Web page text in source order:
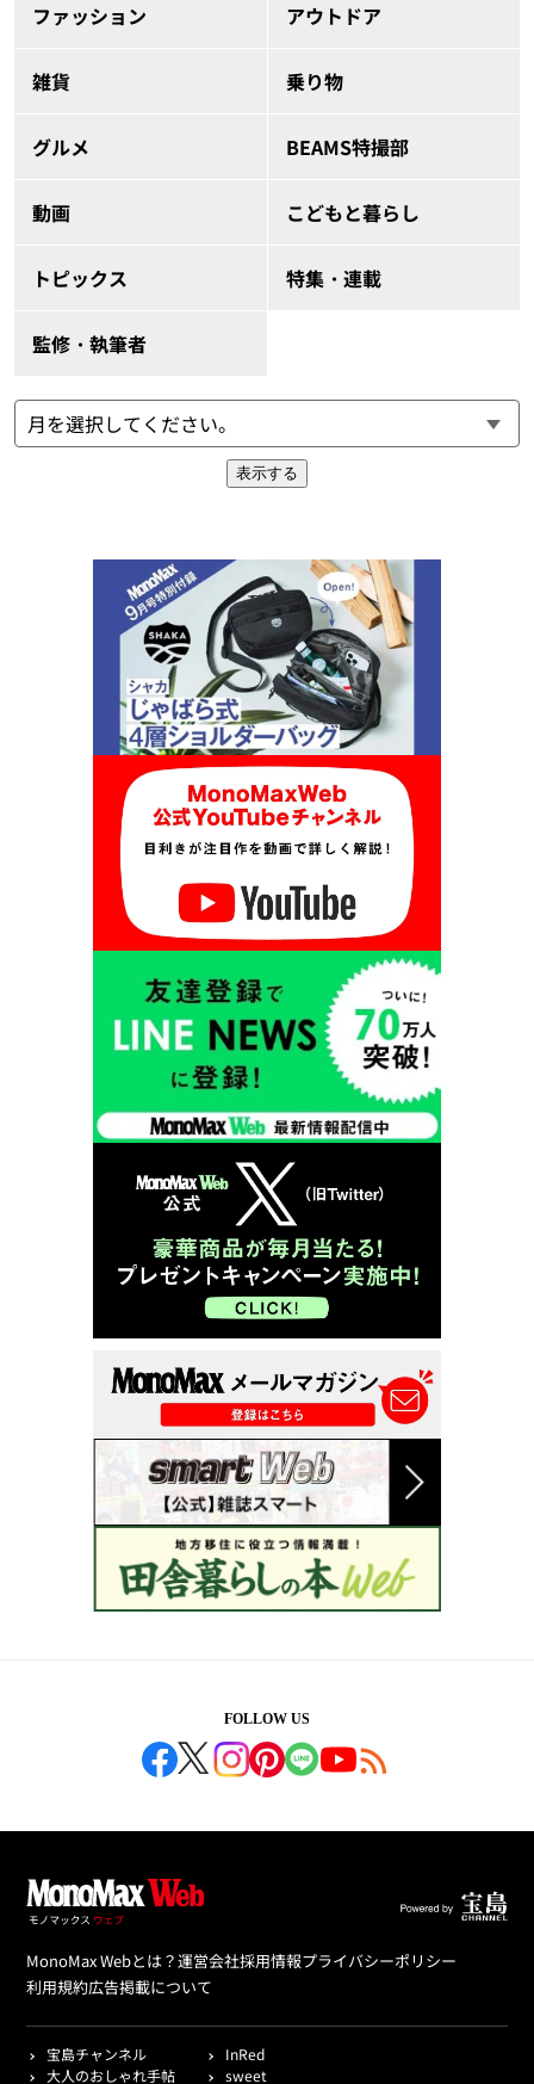
ファッション アウトドア
雑貨 乗り物
グルメ BEAMS特撮部
動画 こどもと暮らし
トピックス 特集・連載
監修・執筆者
表示する
FOLLOW US
MonoMax Webとは？運営会社採用情報プライバシーポリシー
利用規約広告掲載について
宝島チャンネル
InRed
大人のおしゃれ手帖
sweet